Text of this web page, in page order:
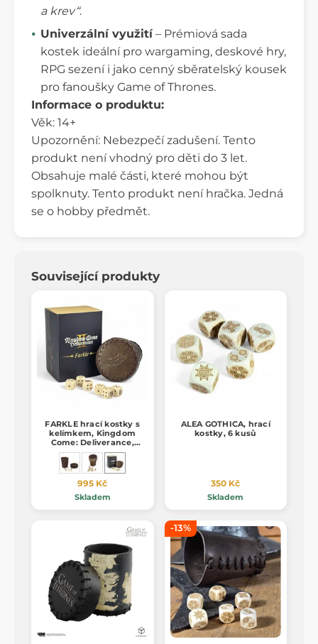
a krev“.
Univerzální využití– Prémiová sada
kostek ideální pro wargaming, deskové hry,
RPG sezení i jako cenný sběratelský kousek
pro fanoušky Game of Thrones.
Informace o produktu:
Věk: 14+
Upozornění: Nebezpečí zadušení. Tento
produkt není vhodný pro děti do 3 let.
Obsahuje malé části, které mohou být
spolknuty. Tento produkt není hračka. Jedná
se o hobby předmět.
Související produkty
FARKLE hrací kostky s
kelímkem, Kingdom
Come: Deliverance,
oficiální merch
995 Kč
Skladem
ALEA GOTHICA, hrací
kostky, 6 kusů
350 Kč
Skladem
-13%